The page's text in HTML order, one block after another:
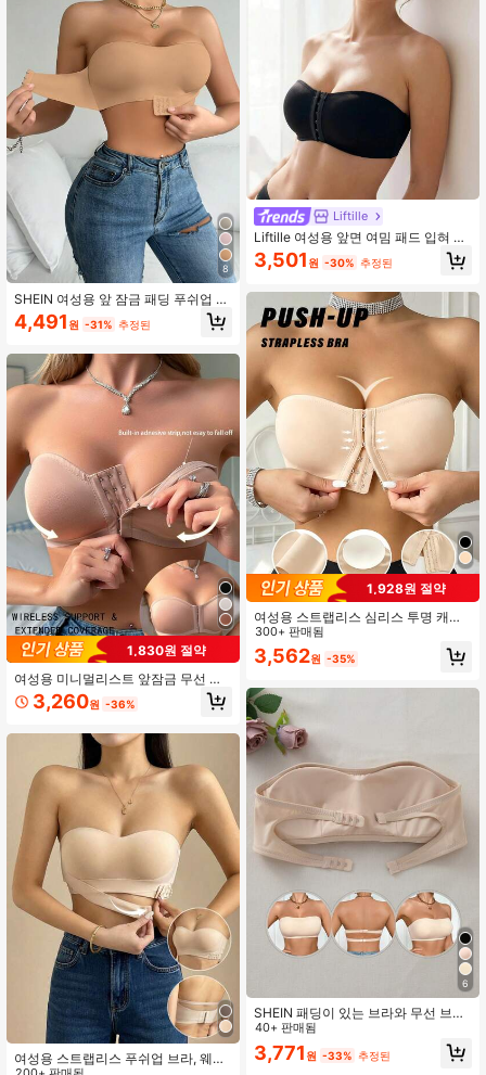
8
SHEIN 여성용 앞 잠금 패딩 푸쉬업 브
라
4,491 원 -31% 추정된
1,830원 절약
여성용 미니멀리스트 앞잠금 무선 브
라 3,260원 -36%
여성용 스트랩리스 푸쉬업 브라, 웨딩
Liftille
Liftille 여성용 앞면 여밈 패드 입혀 가
슴 강조 브라
3,501 원 -30% 추정된
1,928원 절약
여성용 스트랩리스 심리스 투명 캐미
솔 브라, 1피스 모으는 통기성 무선 신
부 란제리 세트
300+ 판매됨
3,562원 -35%
6
SHEIN 패딩이 있는 브라와 무선 브라,
스트레이트 밴드
40+ 판매됨
3,771 원 -33% 추정된